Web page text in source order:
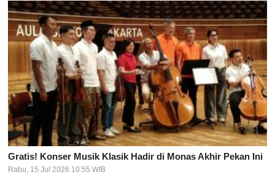
Gratis! Konser Musik Klasik Hadir di Monas Akhir Pekan Ini
Rabu, 15 Jul 2026 10:55 WIB